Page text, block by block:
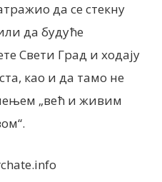
да се стекну
да будуће
Свети Град и ходају
као и да тамо не
„већ и живим